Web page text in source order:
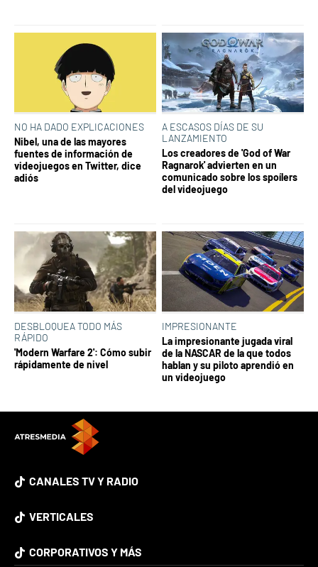
NO HA DADO EXPLICACIONES
Nibel, una de las mayores
fuentes de información de
videojuegos en Twitter, dice
adiós
A ESCASOS DÍAS DE SU
LANZAMIENTO
Los creadores de 'God of War
Ragnarok' advierten en un
comunicado sobre los spoílers
del videojuego
DESBLOQUEA TODO MÁS
RÁPIDO
'Modern Warfare 2': Cómo subir
rápidamente de nivel
IMPRESIONANTE
La impresionante jugada viral
de la NASCAR de la que todos
hablan y su piloto aprendió en
un videojuego
CANALES TV Y RADIO
VERTICALES
CORPORATIVOS Y MÁS